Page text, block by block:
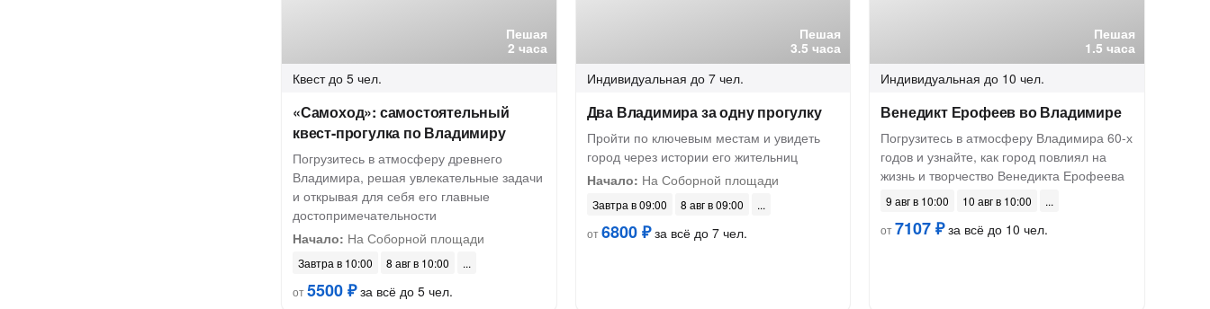
Пешая
2 часа
Квест до 5 чел.
«Самоход»: самостоятельный
квест-прогулка по Владимиру
Погрузитесь в атмосферу древнего
Владимира, решая увлекательные задачи
и открывая для себя его главные
достопримечательности
Начало: На Соборной площади
Завтра в 10:00
8 авг в 10:00
от5500 ₽за всё до 5 чел.
Пешая
3.5 часа
Индивидуальная до 7 чел.
Два Владимира за одну прогулку
Пройти по ключевым местам и увидеть
город через истории его жительниц
Начало: На Соборной площади
Завтра в 09:00
8 авг в 09:00
от6800 ₽за всё до 7 чел.
Пешая
1.5 часа
Индивидуальная до 10 чел.
Венедикт Ерофеев во Владимире
Погрузитесь в атмосферу Владимира 60-х
годов и узнайте, как город повлиял на
жизнь и творчество Венедикта Ерофеева
9 авг в 10:00
10 авг в 10:00
от7107 ₽за всё до 10 чел.